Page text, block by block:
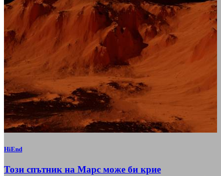
HiEnd
Този спътник на Марс може би крие